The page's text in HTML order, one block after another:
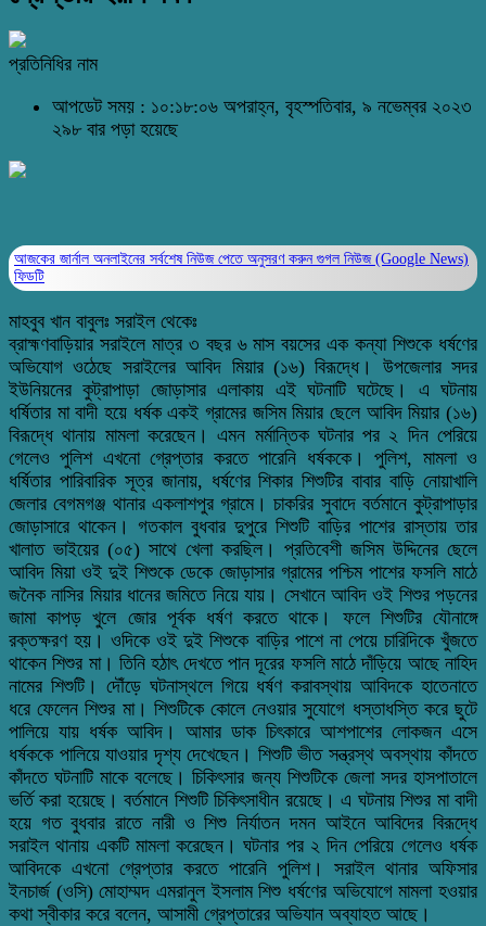
প্রতিনিধির নাম
আপডেট সময় : ১০:১৮:০৬ অপরাহ্ন, বৃহস্পতিবার, ৯ নভেম্বর ২০২৩
২৯৮ বার পড়া হয়েছে
আজকের জার্নাল অনলাইনের সর্বশেষ নিউজ পেতে অনুসরণ করুন গুগল নিউজ (Google News)
ফিডটি
মাহবুব খান বাবুলঃ সরাইল থেকেঃ
ব্রাহ্মণবাড়িয়ার সরাইলে মাত্র ৩ বছর ৬ মাস বয়সের এক কন্যা শিশুকে ধর্ষণের
অভিযোগ ওঠেছে সরাইলের আবিদ মিয়ার (১৬) বিরূদ্ধে। উপজেলার সদর
ইউনিয়নের কুট্রাপাড়া জোড়াসার এলাকায় এই ঘটনাটি ঘটেছে। এ ঘটনায়
ধর্ষিতার মা বাদী হয়ে ধর্ষক একই গ্রামের জসিম মিয়ার ছেলে আবিদ মিয়ার (১৬)
বিরূদ্ধে থানায় মামলা করেছেন। এমন মর্মান্তিক ঘটনার পর ২ দিন পেরিয়ে
গেলেও পুলিশ এখনো গ্রেপ্তার করতে পারেনি ধর্ষককে। পুলিশ, মামলা ও
ধর্ষিতার পারিবারিক সূত্র জানায়, ধর্ষণের শিকার শিশুটির বাবার বাড়ি নোয়াখালি
জেলার বেগমগঞ্জ থানার একলাশপুর গ্রামে। চাকরির সুবাদে বর্তমানে কুট্রাপাড়ার
জোড়াসারে থাকেন। গতকাল বুধবার দুপুরে শিশুটি বাড়ির পাশের রাস্তায় তার
খালাত ভাইয়ের (০৫) সাথে খেলা করছিল। প্রতিবেশী জসিম উদ্দিনের ছেলে
আবিদ মিয়া ওই দুই শিশুকে ডেকে জোড়াসার গ্রামের পশ্চিম পাশের ফসলি মাঠে
জনৈক নাসির মিয়ার ধানের জমিতে নিয়ে যায়। সেখানে আবিদ ওই শিশুর পড়নের
জামা কাপড় খুলে জোর পূর্বক ধর্ষণ করতে থাকে। ফলে শিশুটির যৌনাঙ্গে
রক্তক্ষরণ হয়। ওদিকে ওই দুই শিশুকে বাড়ির পাশে না পেয়ে চারিদিকে খুঁজতে
থাকেন শিশুর মা। তিনি হঠাৎ দেখতে পান দূরের ফসলি মাঠে দাঁড়িয়ে আছে নাহিদ
নামের শিশুটি। দৌঁড়ে ঘটনাস্থলে গিয়ে ধর্ষণ করাবস্থায় আবিদকে হাতেনাতে
ধরে ফেলেন শিশুর মা। শিশুটিকে কোলে নেওয়ার সুযোগে ধস্তাধস্তি করে ছুটে
পালিয়ে যায় ধর্ষক আবিদ। আমার ডাক চিৎকারে আশপাশের লোকজন এসে
ধর্ষককে পালিয়ে যাওয়ার দৃশ্য দেখেছেন। শিশুটি ভীত সন্ত্রস্থ অবস্থায় কাঁদতে
কাঁদতে ঘটনাটি মাকে বলেছে। চিকিৎসার জন্য শিশুটিকে জেলা সদর হাসপাতালে
ভর্তি করা হয়েছে। বর্তমানে শিশুটি চিকিৎসাধীন রয়েছে। এ ঘটনায় শিশুর মা বাদী
হয়ে গত বুধবার রাতে নারী ও শিশু নির্যাতন দমন আইনে আবিদের বিরূদ্ধে
সরাইল থানায় একটি মামলা করেছেন। ঘটনার পর ২ দিন পেরিয়ে গেলেও ধর্ষক
আবিদকে এখনো গ্রেপ্তার করতে পারেনি পুলিশ। সরাইল থানার অফিসার
ইনচার্জ (ওসি) মোহাম্মদ এমরানুল ইসলাম শিশু ধর্ষণের অভিযোগে মামলা হওয়ার
কথা স্বীকার করে বলেন, আসামী গ্রেপ্তারের অভিযান অব্যাহত আছে।